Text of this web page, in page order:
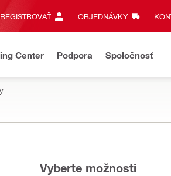
OBJEDNÁVKY
Center Podpora Spoločnosť
Vyberte možnosti